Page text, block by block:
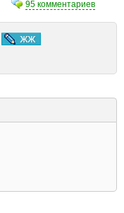
95 комментариев